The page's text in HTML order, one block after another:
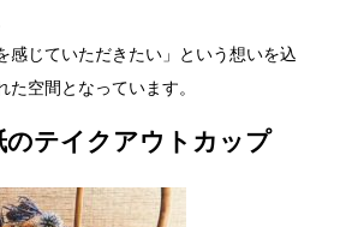
感じていただきたい」という想いを込
空間となっています。
テイクアウトカップ